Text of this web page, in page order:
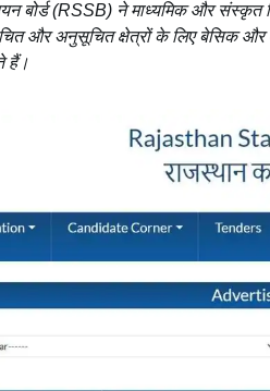
बोर्ड (RSSB) ने माध्यमिक और संस्कृत
और अनुसूचित क्षेत्रों के लिए बेसिक
हैं।